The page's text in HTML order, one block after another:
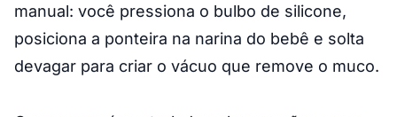
manual: você pressiona o bulbo de silicone,
posiciona a ponteira na narina do bebê e solta
devagar para criar o vácuo que remove o muco.